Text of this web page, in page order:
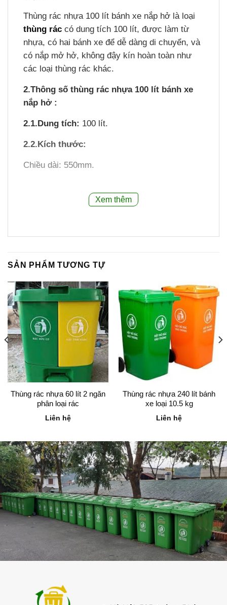
Thùng rác nhựa 100 lít bánh xe nắp hở là loại
thùng rác có dung tích 100 lít, được làm từ
nhựa, có hai bánh xe để dễ dàng di chuyển, và
có nắp mở hở, không đậy kín hoàn toàn như
các loại thùng rác khác.
2.Thông số thùng rác nhựa 100 lít bánh xe
nắp hở :
2.1.Dung tích: 100 lít.
2.2.Kích thước:
Chiều dài: 550mm.
Chiều cao: 840mm.
đường kính khoảng 200mm, giúp di chuyển dễ
dàng.
2.5.Nắp:
Nắp hở hoặc nắp mở hai bên, giúp dễ
dàng bỏ rác và ngăn mùi.
2.6.Màu sắc:
Thường có các màu cơ bản như
xanh lá, vàng, cam, đen, trắng.
2.7.Trọng lượng: Khoảng 7kg.
2.8.Độ dày:
Thường 3.0mm trở lên để đảm bảo
độ bền.
2.9.Tiêu chuẩn:Có thể đạt các tiêu chuẩn như
EN840 (tiêu chuẩn đánh giá chất lượng theo
EU).
Xem thêm
SẢN PHẨM TƯƠNG TỰ
Thùng rác nhựa 60 lít 2 ngăn
phân loại rác
Liên hệ
Thùng rác nhựa 240 lít bánh
xe loại 10.5 kg
Liên hệ